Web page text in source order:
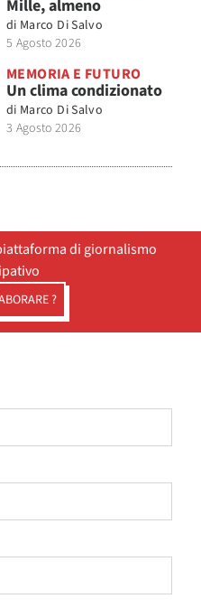
Mille, almeno
di Marco Di Salvo
5 Agosto 2026
MEMORIA E FUTURO
Un clima condizionato
di Marco Di Salvo
3 Agosto 2026
di giornalismo
?